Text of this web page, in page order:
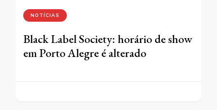
NOTÍCIAS
Black Label Society: horário de show
em Porto Alegre é alterado